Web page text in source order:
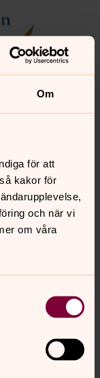
Om
för att
kakor för
och när vi
om våra